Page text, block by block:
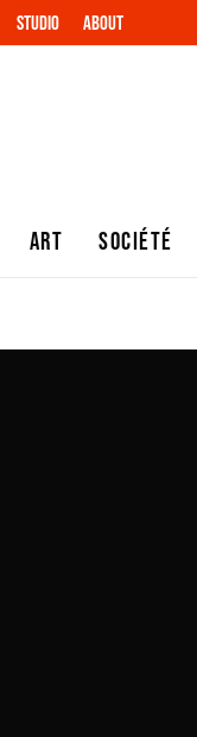
STUDIO ABOUT
ART SOCIÉTÉ